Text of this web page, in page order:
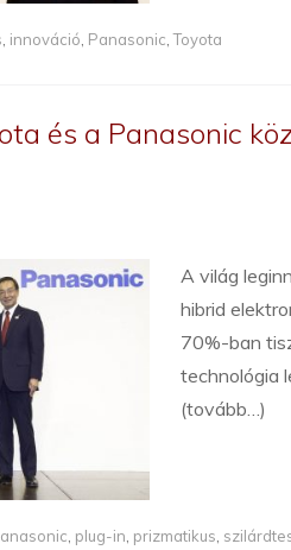
innováció Panasonic ,Toyota
és a Panasonic
A világ
hibrid
70%-ban
technológia
(tovább…)
plug-in prizmatikus